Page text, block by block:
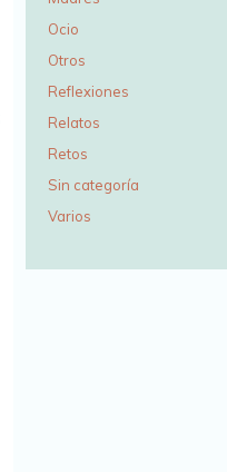
Ocio
Otros
Reflexiones
Relatos
Retos
Sin categoría
Varios